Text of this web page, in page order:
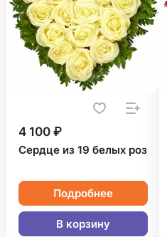
4 100 ₽
Сердце из 19 белых роз
Подробнее
В корзину